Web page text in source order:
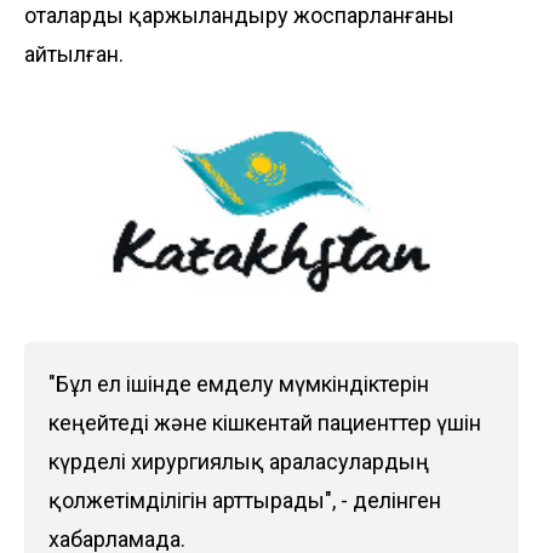
оталарды қаржыландыру жоспарланғаны
айтылған.
"Бұл ел ішінде емделу мүмкіндіктерін
кеңейтеді және кішкентай пациенттер үшін
күрделі хирургиялық араласулардың
қолжетімділігін арттырады", - делінген
хабарламада.